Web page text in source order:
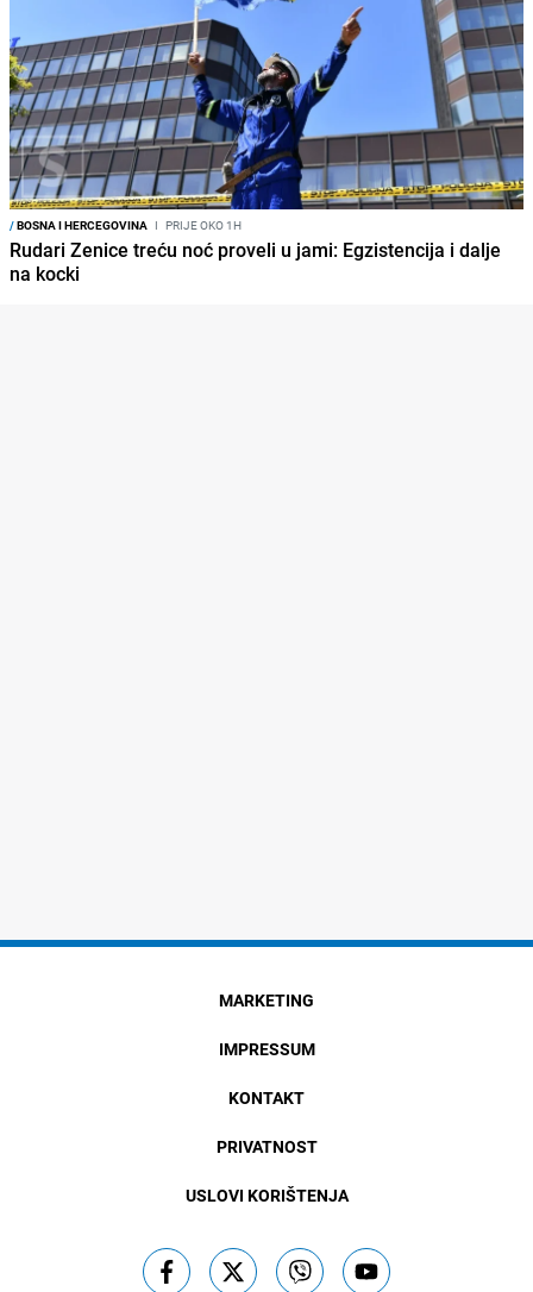
/BOSNA I HERCEGOVINA I PRIJE OKO 1H
Rudari Zenice treću noć proveli u jami: Egzistencija i dalje
na kocki
MARKETING
IMPRESSUM
KONTAKT
PRIVATNOST
USLOVI KORIŠTENJA